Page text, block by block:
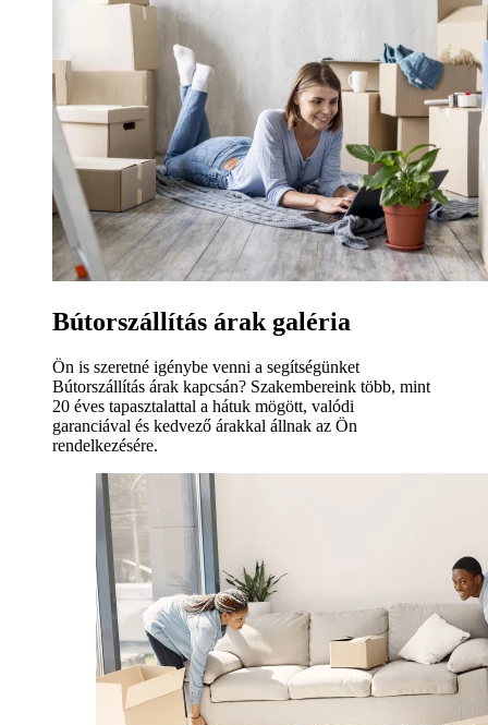
Bútorszállítás árak galéria
Ön is szeretné igénybe venni a segítségünket
Bútorszállítás árak kapcsán? Szakembereink több, mint
20 éves tapasztalattal a hátuk mögött, valódi
garanciával és kedvező árakkal állnak az Ön
rendelkezésére.